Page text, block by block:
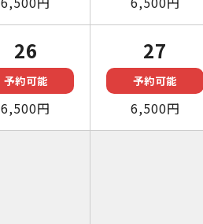
26
予約可能
6,500円
27
予約可能
6,500円